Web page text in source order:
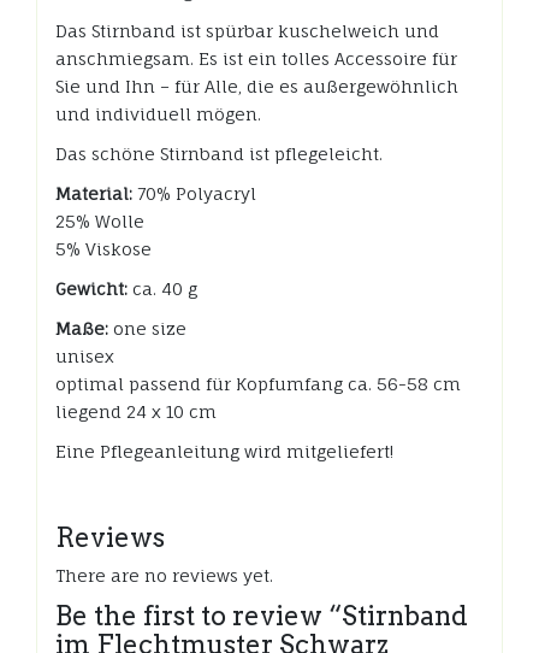
Das Stirnband ist spürbar kuschelweich und
anschmiegsam. Es ist ein tolles Accessoire für
Sie und Ihn – für Alle, die es außergewöhnlich
und individuell mögen.
Das schöne Stirnband ist pflegeleicht.
Material: 70% Polyacryl
25% Wolle
5% Viskose
Gewicht: ca. 40 g
Maße: one size
unisex
optimal passend für Kopfumfang ca. 56-58 cm
liegend 24 x 10 cm
Eine Pflegeanleitung wird mitgeliefert!
Reviews
There are no reviews yet.
Be the first to review “Stirnband
im Flechtmuster Schwarz